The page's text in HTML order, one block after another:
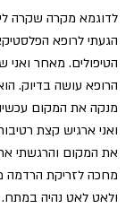
לדוגמא מקרה שקרה לי:
הגעתי לרופא
הטיפולים. מאחר ואני
הרופא עושה בדיוק.
מנקה את המקום
ואני ארגיש קצת
את המקום והרגשתי את
מחכה לזריקת הרדמה
ולאט לאט נהיה במתח.